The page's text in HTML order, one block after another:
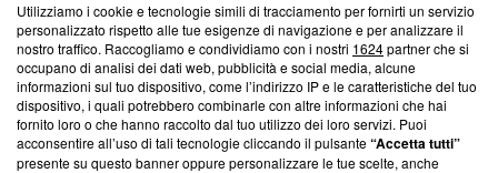
Questa sezione offre informazioni trasparenti su Blasting
News, sui nostri processi editoriali e su come ci impegniamo a
creare news di qualità. Inoltre, afferma la nostra aderenza a
‘Trust Project - News with Integrity’Blasting News non è
ancora membro del programma, ma ha richiesto di farne
parte; Trust Project non ha ancora effettuato una verifica di
conformità agli standard.
Utilizziamo i cookie e tecnologie simili di tracciamento per fornirti un servizio
personalizzato rispetto alle tue esigenze di navigazione e per analizzare il
nostro traffico. Raccogliamo e condividiamo con i nostri 1624partner che si
occupano di analisi dei dati web, pubblicità e social media, alcune
informazioni sul tuo dispositivo, come l’indirizzo IP e le caratteristiche del tuo
dispositivo, i quali potrebbero combinarle con altre informazioni che hai
fornito loro o che hanno raccolto dal tuo utilizzo dei loro servizi. Puoi
acconsentire all’uso di tali tecnologie cliccando il pulsante“Accetta tutti”
presente su questo banner oppure personalizzare le tue scelte, anche